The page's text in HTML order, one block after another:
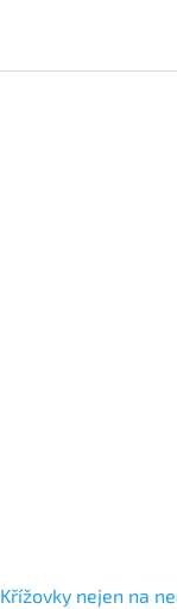
Křížovky nejen na